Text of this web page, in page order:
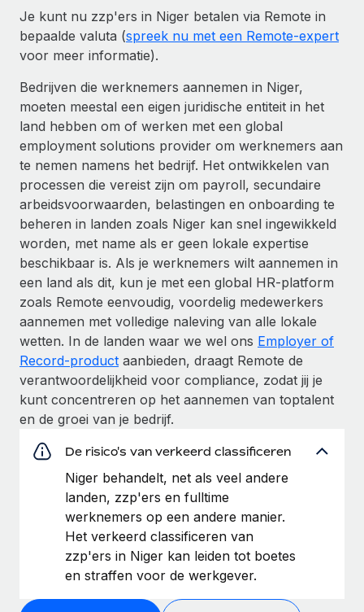
Je kunt nu zzp'ers in Niger betalen via Remote in
bepaalde valuta (spreek nu met een Remote-expert
voor meer informatie).
Bedrijven die werknemers aannemen in Niger,
moeten meestal een eigen juridische entiteit in het
land hebben om of werken met een global
employment solutions provider om werknemers aan
te nemen namens het bedrijf. Het ontwikkelen van
processen die vereist zijn om payroll, secundaire
arbeidsvoorwaarden, belastingen en onboarding te
beheren in landen zoals Niger kan snel ingewikkeld
worden, met name als er geen lokale expertise
beschikbaar is. Als je werknemers wilt aannemen in
een land als dit, kun je met een global HR-platform
zoals Remote eenvoudig, voordelig medewerkers
aannemen met volledige naleving van alle lokale
wetten. In de landen waar we wel ons Employer of
Record-product aanbieden, draagt Remote de
verantwoordelijkheid voor compliance, zodat jij je
kunt concentreren op het aannemen van toptalent
en de groei van je bedrijf.
De risico's van verkeerd classificeren
Niger behandelt, net als veel andere
landen, zzp'ers en fulltime
werknemers op een andere manier.
Het verkeerd classificeren van
zzp'ers in Niger kan leiden tot boetes
en straffen voor de werkgever.